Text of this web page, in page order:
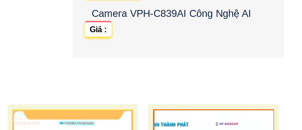
Camera VPH-C839AI Công Nghệ AI
Giá :